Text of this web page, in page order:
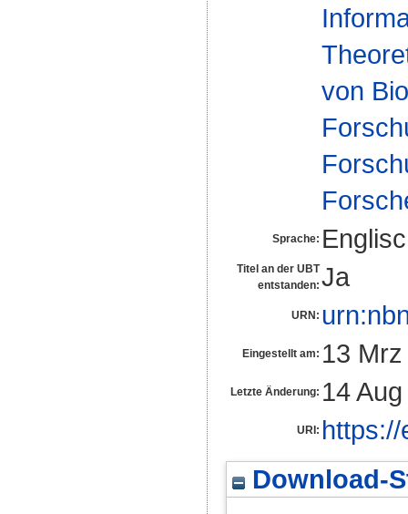
von
Sprache:
Titel an der UBT
entstanden: Ja
URN:
Eingestellt am: 13
Letzte Änderung: 14
URI:
Download-